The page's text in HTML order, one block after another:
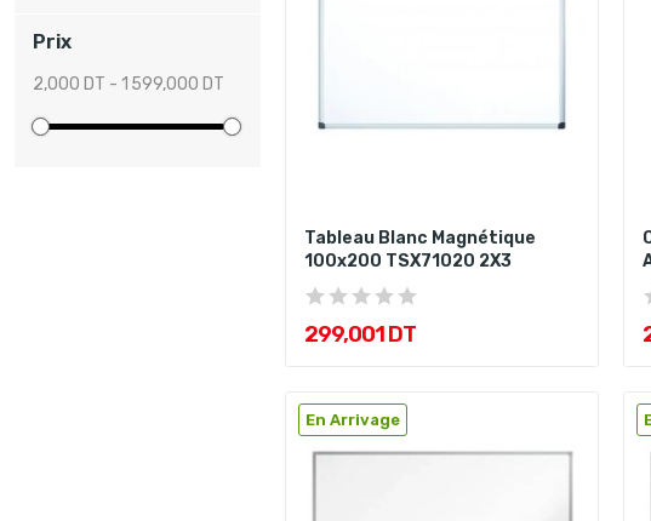
Prix
2,000 DT - 1 599,000 DT
Tableau Blanc Magnétique
100x200 TSX71020 2X3
299,001 DT
En Arrivage